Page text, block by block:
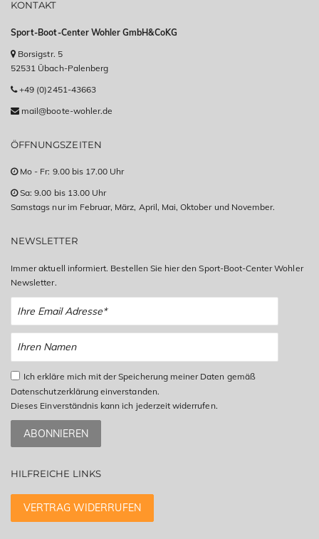
KONTAKT
Sport-Boot-Center Wohler GmbH&CoKG
Borsigstr. 5
52531 Übach-Palenberg
+49 (0)2451-43663
mail@boote-wohler.de
ÖFFNUNGSZEITEN
Mo - Fr: 9.00 bis 17.00 Uhr
Sa: 9.00 bis 13.00 Uhr
Samstags nur im Februar, März, April, Mai, Oktober und November.
NEWSLETTER
Immer aktuell informiert. Bestellen Sie hier den Sport-Boot-Center Wohler
Newsletter.
Ich erkläre mich mit der Speicherung meiner Daten gemäß
Datenschutzerklärung einverstanden.
Dieses Einverständnis kann ich jederzeit widerrufen.
ABONNIEREN
HILFREICHE LINKS
VERTRAG WIDERRUFEN